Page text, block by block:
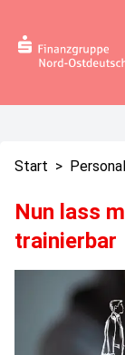
Start >
Nun lass
trainierbar